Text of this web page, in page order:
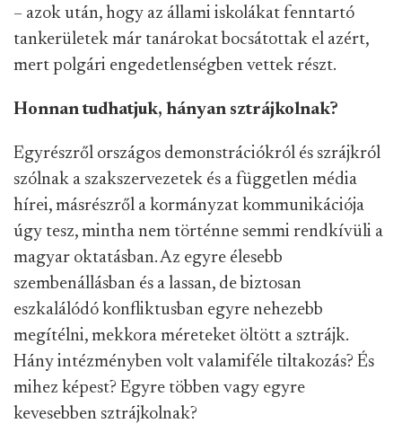
– azok után, hogy az állami iskolákat fenntartó
tankerületek már tanárokat bocsátottak el azért,
mert polgári engedetlenségben vettek részt.
Honnan tudhatjuk, hányan sztrájkolnak?
Egyrészről országos demonstrációkról és szrájkról
szólnak a szakszervezetek és a független média
hírei, másrészről a kormányzat kommunikációja
úgy tesz, mintha nem történne semmi rendkívüli a
magyar oktatásban. Az egyre élesebb
szembenállásban és a lassan, de biztosan
eszkalálódó konfliktusban egyre nehezebb
megítélni, mekkora méreteket öltött a sztrájk.
Hány intézményben volt valamiféle tiltakozás? És
mihez képest? Egyre többen vagy egyre
kevesebben sztrájkolnak?